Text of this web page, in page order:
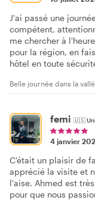
J'ai passé une
compétent,
me chercher à
pour la région, en
hôtel en toute
Belle journée dans la
femi 🇺🇸
4 janvier
C'était un plaisir de
apprécié la visite et
l'aise. Ahmed est
pour que nous